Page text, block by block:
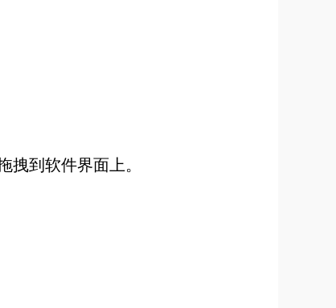
拽到软件界面上。